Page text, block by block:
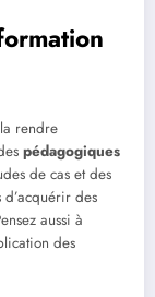
rendre
pédagogiques
de cas et des
des
aussi à
des